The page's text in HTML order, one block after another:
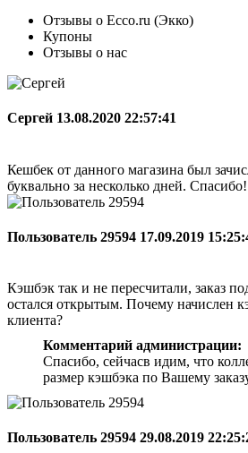
Отзывы о Ecco.ru (Экко)
Купоны
Отзывы о нас
Сергей 13.08.2020 22:57:41
Кешбек от данного магазина был
буквально за несколько дней. Спасибо!
Пользователь 29594 17.09.2019
Кэшбэк так и не пересчитали, заказ
остался открытым. Почему начислен
клиента?
Комментарий администрации:
Спасибо, сейчасв идим, что
размер кэшбэка по Вашему
Пользователь 29594 29.08.2019